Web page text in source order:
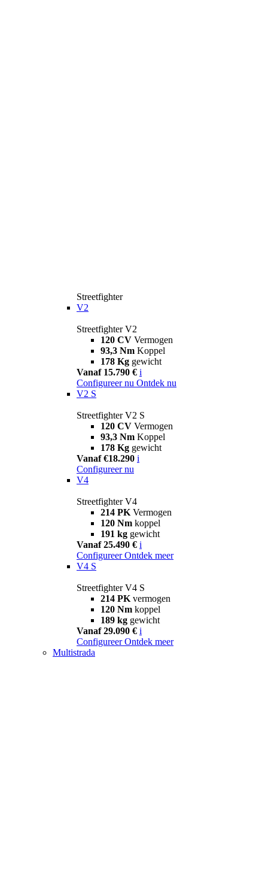
Streetfighter
V2
Streetfighter V2
120 CV Vermogen
93,3 Nm Koppel
178 Kg gewicht
Vanaf 15.790 € i
Configureer nu Ontdek nu
V2 S
Streetfighter V2 S
120 CV Vermogen
93,3 Nm Koppel
178 Kg gewicht
Vanaf €18.290 i
Configureer nu
V4
Streetfighter V4
214 PK Vermogen
120 Nm koppel
191 kg gewicht
Vanaf 25.490 € i
Configureer Ontdek meer
V4 S
Streetfighter V4 S
214 PK vermogen
120 Nm koppel
189 kg gewicht
Vanaf 29.090 € i
Configureer Ontdek meer
Multistrada